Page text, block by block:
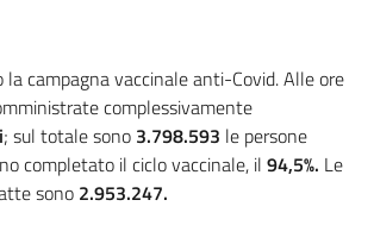
campagna vaccinale anti-Covid. Alle ore
complessivamente
; sul totale sono 3.798.593 le persone
completato il ciclo vaccinale, il 94,5%. Le
sono 2.953.247.